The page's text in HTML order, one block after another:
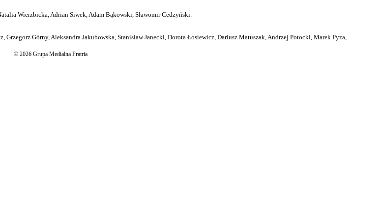
Wierzbicka, Adrian Siwek, Adam Bąkowski, Sławomir Cedzyński.
Górny, Aleksandra Jakubowska, Stanisław Janecki, Dorota Łosiewicz, Dariusz Matuszak, Andrzej Potocki, Marek Pyza,
© 2026 Grupa Medialna Fratria